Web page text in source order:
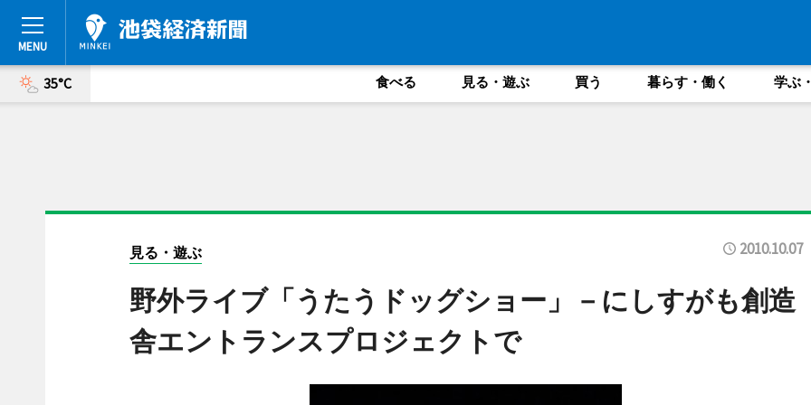
35°C 食べる 見る・遊ぶ 買う 暮らす・働く 学ぶ
見る・遊ぶ 2010.10.07
野外ライブ「うたうドッグショー」－にしすがも創造
舎エントランスプロジェクトで